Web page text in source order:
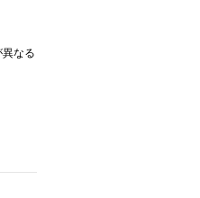
なる